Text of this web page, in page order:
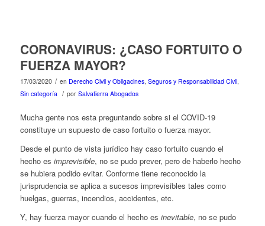
CORONAVIRUS: ¿CASO FORTUITO O
FUERZA MAYOR?
17/03/2020 / en Derecho Civil y Obligacines, Seguros y Responsabilidad Civil,
Sin categoría / por Salvatierra Abogados
Mucha gente nos esta preguntando sobre si el COVID-19
constituye un supuesto de caso fortuito o fuerza mayor.
Desde el punto de vista jurídico hay caso fortuito cuando el
hecho es imprevisible, no se pudo prever, pero de haberlo hecho
se hubiera podido evitar. Conforme tiene reconocido la
jurisprudencia se aplica a sucesos imprevisibles tales como
huelgas, guerras, incendios, accidentes, etc.
Y, hay fuerza mayor cuando el hecho es inevitable, no se pudo